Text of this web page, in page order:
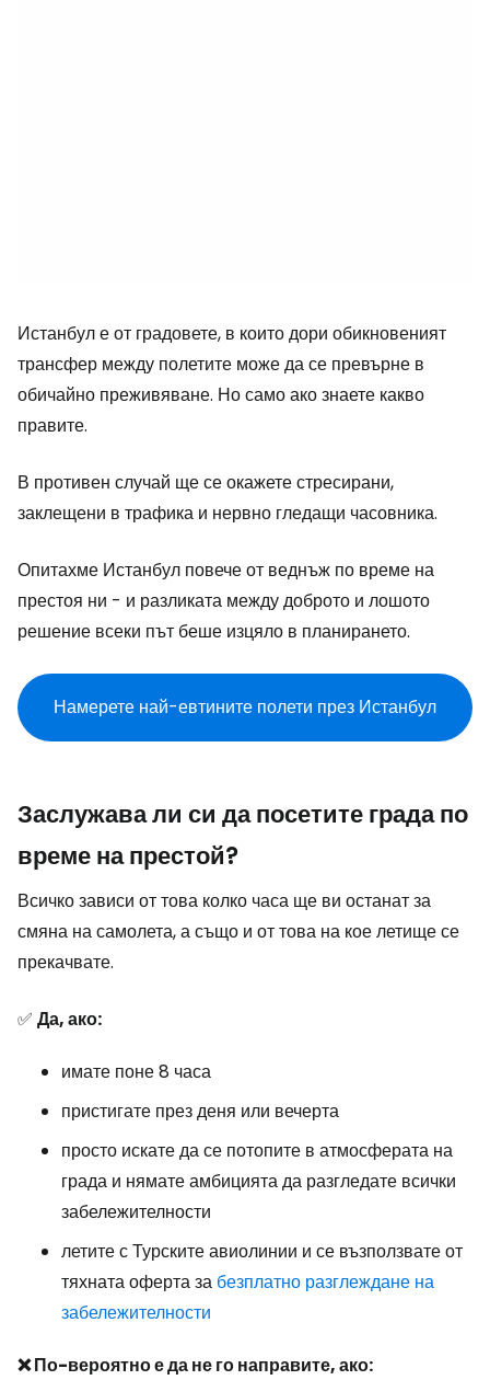
Истанбул е от градовете, в които дори обикновеният
трансфер между полетите може да се превърне в
обичайно преживяване. Но само ако знаете какво
правите.
В противен случай ще се окажете стресирани,
заклещени в трафика и нервно гледащи часовника.
Опитахме Истанбул повече от веднъж по време на
престоя ни - и разликата между доброто и лошото
решение всеки път беше изцяло в планирането.
Намерете най-евтините полети през Истанбул
Заслужава ли си да посетите града по
време на престой?
Всичко зависи от това колко часа ще ви останат за
смяна на самолета, а също и от това на кое летище се
прекачвате.
✅ Да, ако:
имате поне 8 часа
пристигате през деня или вечерта
просто искате да се потопите в атмосферата на
града и нямате амбицията да разгледате всички
забележителности
летите с Турските авиолинии и се възползвате от
тяхната оферта за безплатно разглеждане на
забележителности
❌ По-вероятно е да не го направите, ако: